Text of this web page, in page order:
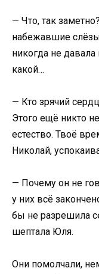
— Что, так
набежавшие
никогда не
какой…
— Кто зрячий
Этого ещё никто
естество. Твоё
Николай,
— Почему он не
у них всё
бы не разрешила
шептала Юля.
Они помолчали,